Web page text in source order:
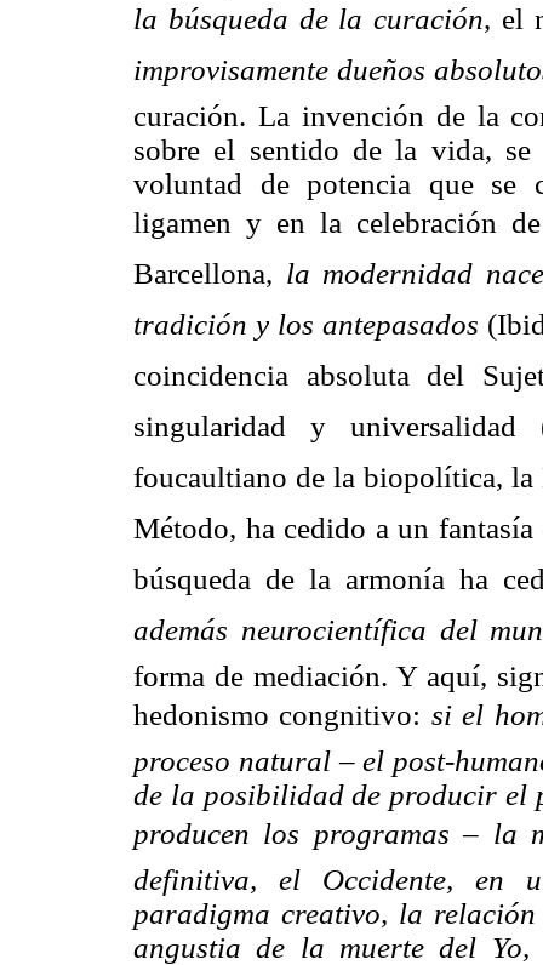
la búsqueda de la curación, el
improvisamente dueños
curación. La invención de la
sobre el sentido de la vida,
voluntad de potencia que se
ligamen y en la celebración
Barcellona,  la modernidad
tradición y los antepasados 
coincidencia absoluta del
singularidad y universalidad
foucaultiano de la biopolítica,
Método, ha cedido a un
búsqueda de la armonía ha
además neurocientífica del
forma de mediación. Y aquí,
hedonismo congnitivo:  si el
proceso natural – el post-
de la posibilidad de producir el
producen los programas – la
definitiva, el Occidente, en
paradigma creativo, la relación
angustia de la muerte del